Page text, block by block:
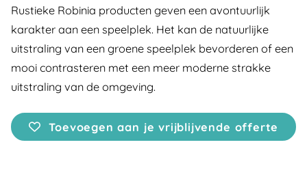
Rustieke Robinia producten geven een avontuurlijk
karakter aan een speelplek. Het kan de natuurlijke
uitstraling van een groene speelplek bevorderen of een
mooi contrasteren met een meer moderne strakke
uitstraling van de omgeving.
Toevoegen aan je vrijblijvende offerte